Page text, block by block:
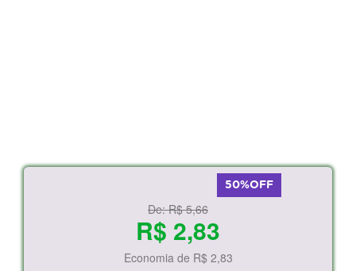
50%OFF
De:R$ 5,66
R$ 2,83
Economia de R$ 2,83